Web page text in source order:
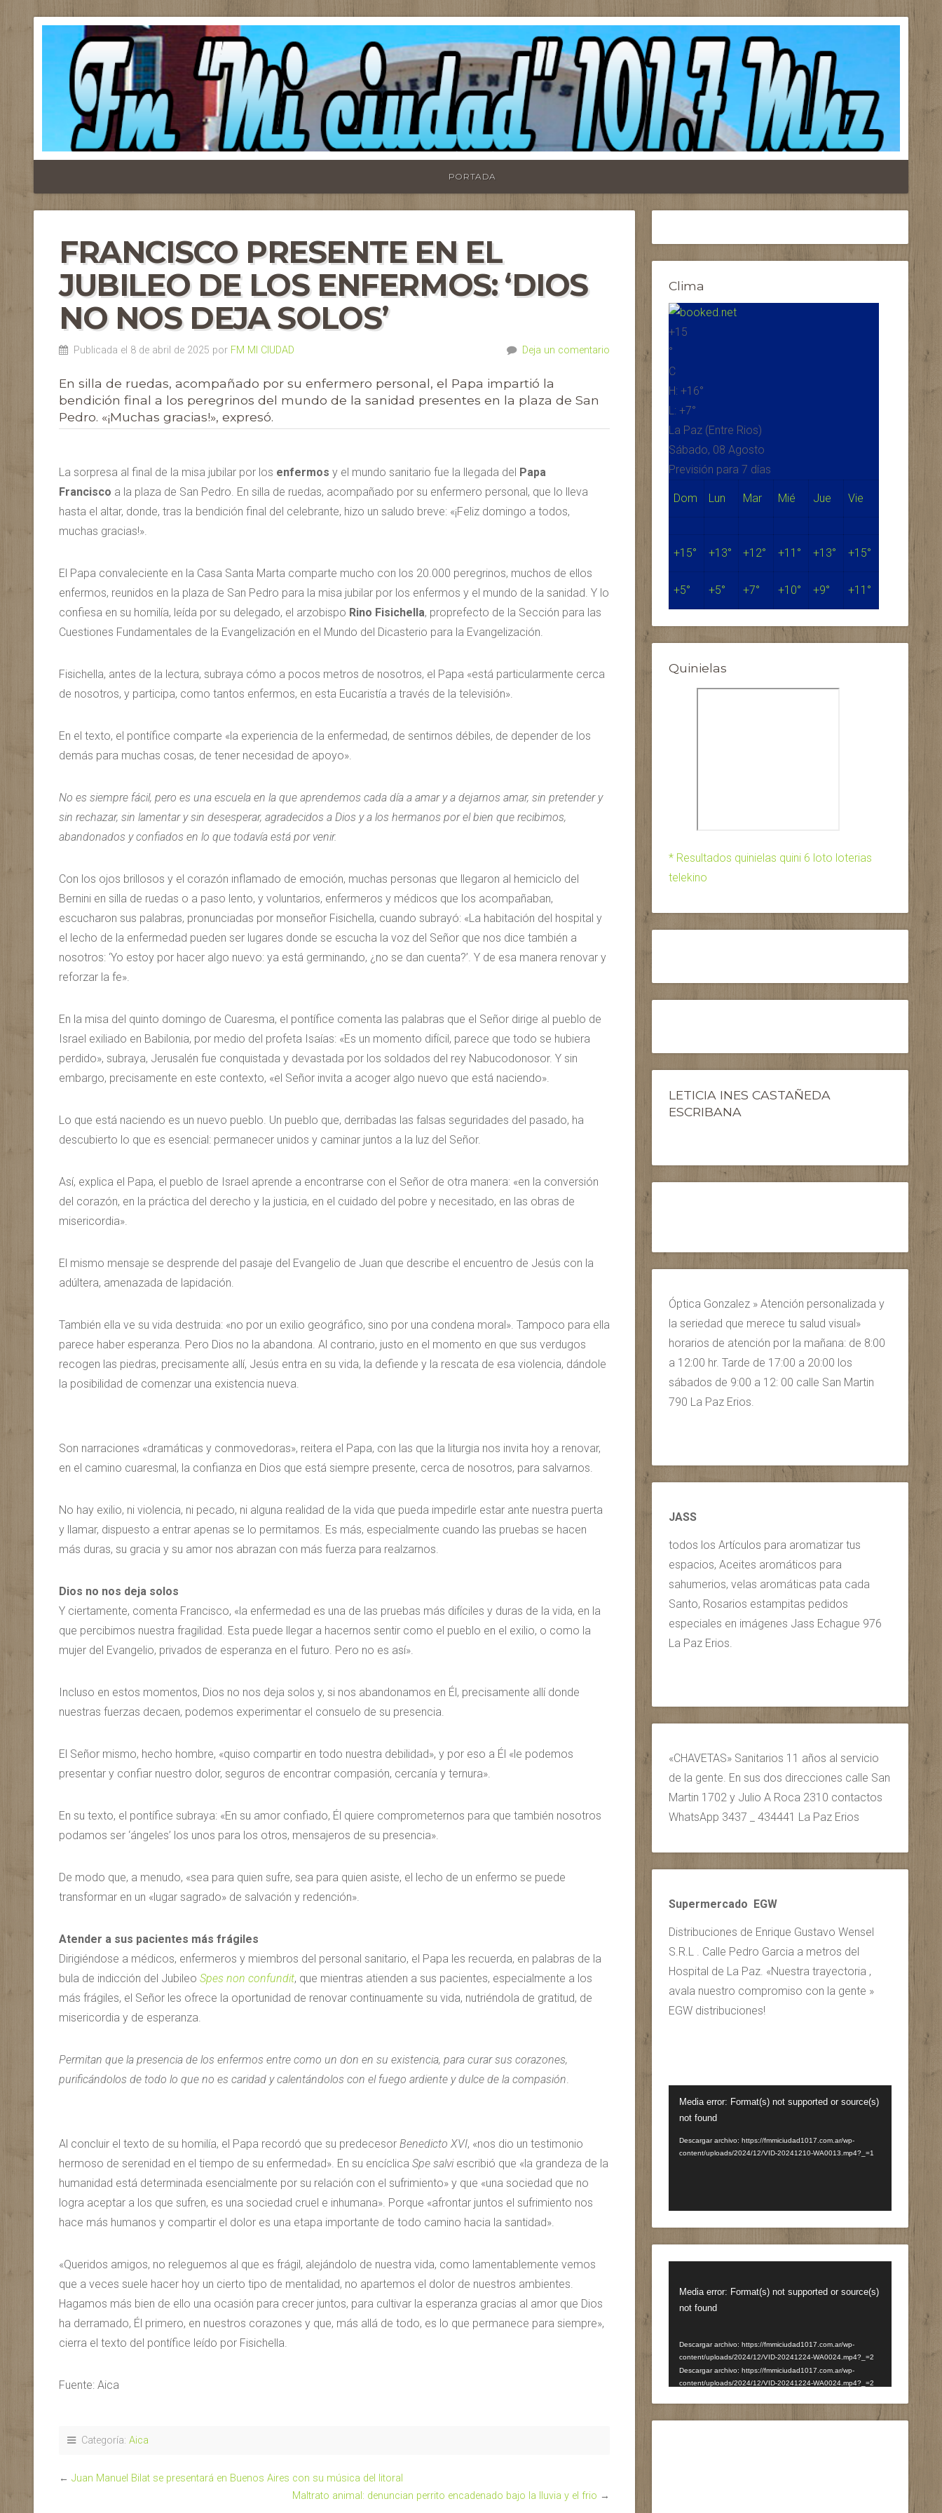
PORTADA
FRANCISCO PRESENTE EN EL
JUBILEO DE LOS ENFERMOS: ‘DIOS
NO NOS DEJA SOLOS’
Publicada el 8 de abril de 2025 por FM MI CIUDAD Deja un comentario
En silla de ruedas, acompañado por su enfermero personal, el Papa impartió la
bendición final a los peregrinos del mundo de la sanidad presentes en la plaza de San
Pedro. «¡Muchas gracias!», expresó.
La sorpresa al final de la misa jubilar por los enfermos y el mundo sanitario fue la llegada del Papa
Francisco a la plaza de San Pedro. En silla de ruedas, acompañado por su enfermero personal, que lo lleva
hasta el altar, donde, tras la bendición final del celebrante, hizo un saludo breve: «¡Feliz domingo a todos,
muchas gracias!».
El Papa convaleciente en la Casa Santa Marta comparte mucho con los 20.000 peregrinos, muchos de ellos
enfermos, reunidos en la plaza de San Pedro para la misa jubilar por los enfermos y el mundo de la sanidad. Y lo
confiesa en su homilía, leída por su delegado, el arzobispo Rino Fisichella, proprefecto de la Sección para las
Cuestiones Fundamentales de la Evangelización en el Mundo del Dicasterio para la Evangelización.
Fisichella, antes de la lectura, subraya cómo a pocos metros de nosotros, el Papa «está particularmente cerca
de nosotros, y participa, como tantos enfermos, en esta Eucaristía a través de la televisión».
En el texto, el pontífice comparte «la experiencia de la enfermedad, de sentirnos débiles, de depender de los
demás para muchas cosas, de tener necesidad de apoyo».
No es siempre fácil, pero es una escuela en la que aprendemos cada día a amar y a dejarnos amar, sin pretender y
sin rechazar, sin lamentar y sin desesperar, agradecidos a Dios y a los hermanos por el bien que recibimos,
abandonados y confiados en lo que todavía está por venir.
Con los ojos brillosos y el corazón inflamado de emoción, muchas personas que llegaron al hemiciclo del
Bernini en silla de ruedas o a paso lento, y voluntarios, enfermeros y médicos que los acompañaban,
escucharon sus palabras, pronunciadas por monseñor Fisichella, cuando subrayó: «La habitación del hospital y
el lecho de la enfermedad pueden ser lugares donde se escucha la voz del Señor que nos dice también a
nosotros: ‘Yo estoy por hacer algo nuevo: ya está germinando, ¿no se dan cuenta?’. Y de esa manera renovar y
reforzar la fe».
En la misa del quinto domingo de Cuaresma, el pontífice comenta las palabras que el Señor dirige al pueblo de
Israel exiliado en Babilonia, por medio del profeta Isaías: «Es un momento difícil, parece que todo se hubiera
perdido», subraya, Jerusalén fue conquistada y devastada por los soldados del rey Nabucodonosor. Y sin
embargo, precisamente en este contexto, «el Señor invita a acoger algo nuevo que está naciendo».
Lo que está naciendo es un nuevo pueblo. Un pueblo que, derribadas las falsas seguridades del pasado, ha
descubierto lo que es esencial: permanecer unidos y caminar juntos a la luz del Señor.
Así, explica el Papa, el pueblo de Israel aprende a encontrarse con el Señor de otra manera: «en la conversión
del corazón, en la práctica del derecho y la justicia, en el cuidado del pobre y necesitado, en las obras de
misericordia».
El mismo mensaje se desprende del pasaje del Evangelio de Juan que describe el encuentro de Jesús con la
adúltera, amenazada de lapidación.
También ella ve su vida destruida: «no por un exilio geográfico, sino por una condena moral». Tampoco para ella
parece haber esperanza. Pero Dios no la abandona. Al contrario, justo en el momento en que sus verdugos
recogen las piedras, precisamente allí, Jesús entra en su vida, la defiende y la rescata de esa violencia, dándole
la posibilidad de comenzar una existencia nueva.
Son narraciones «dramáticas y conmovedoras», reitera el Papa, con las que la liturgia nos invita hoy a renovar,
en el camino cuaresmal, la confianza en Dios que está siempre presente, cerca de nosotros, para salvarnos.
No hay exilio, ni violencia, ni pecado, ni alguna realidad de la vida que pueda impedirle estar ante nuestra puerta
y llamar, dispuesto a entrar apenas se lo permitamos. Es más, especialmente cuando las pruebas se hacen
más duras, su gracia y su amor nos abrazan con más fuerza para realzarnos.
Dios no nos deja solos
Y ciertamente, comenta Francisco, «la enfermedad es una de las pruebas más difíciles y duras de la vida, en la
que percibimos nuestra fragilidad. Esta puede llegar a hacernos sentir como el pueblo en el exilio, o como la
mujer del Evangelio, privados de esperanza en el futuro. Pero no es así».
Incluso en estos momentos, Dios no nos deja solos y, si nos abandonamos en Él, precisamente allí donde
nuestras fuerzas decaen, podemos experimentar el consuelo de su presencia.
El Señor mismo, hecho hombre, «quiso compartir en todo nuestra debilidad», y por eso a Él «le podemos
presentar y confiar nuestro dolor, seguros de encontrar compasión, cercanía y ternura».
En su texto, el pontífice subraya: «En su amor confiado, Él quiere comprometernos para que también nosotros
podamos ser ‘ángeles’ los unos para los otros, mensajeros de su presencia».
De modo que, a menudo, «sea para quien sufre, sea para quien asiste, el lecho de un enfermo se puede
transformar en un «lugar sagrado» de salvación y redención».
Atender a sus pacientes más frágiles
Dirigiéndose a médicos, enfermeros y miembros del personal sanitario, el Papa les recuerda, en palabras de la
bula de indicción del Jubileo Spes non confundit, que mientras atienden a sus pacientes, especialmente a los
más frágiles, el Señor les ofrece la oportunidad de renovar continuamente su vida, nutriéndola de gratitud, de
misericordia y de esperanza.
Permitan que la presencia de los enfermos entre como un don en su existencia, para curar sus corazones,
purificándolos de todo lo que no es caridad y calentándolos con el fuego ardiente y dulce de la compasión.
Al concluir el texto de su homilía, el Papa recordó que su predecesor Benedicto XVI, «nos dio un testimonio
hermoso de serenidad en el tiempo de su enfermedad». En su encíclica Spe salviescribió que «la grandeza de la
humanidad está determinada esencialmente por su relación con el sufrimiento» y que «una sociedad que no
logra aceptar a los que sufren, es una sociedad cruel e inhumana». Porque «afrontar juntos el sufrimiento nos
hace más humanos y compartir el dolor es una etapa importante de todo camino hacia la santidad».
«Queridos amigos, no releguemos al que es frágil, alejándolo de nuestra vida, como lamentablemente vemos
que a veces suele hacer hoy un cierto tipo de mentalidad, no apartemos el dolor de nuestros ambientes.
Hagamos más bien de ello una ocasión para crecer juntos, para cultivar la esperanza gracias al amor que Dios
ha derramado, Él primero, en nuestros corazones y que, más allá de todo, es lo que permanece para siempre»,
cierra el texto del pontífice leído por Fisichella.
Fuente: Aica
Categoría: Aica
← Juan Manuel Bilat se presentará en Buenos Aires con su música del litoral
Maltrato animal: denuncian perrito encadenado bajo la lluvia y el frio →
Clima
+15
°
C
H: +16°
L: +7°
La Paz (Entre Rios)
Sábado, 08 Agosto
Previsión para 7 días
Dom Lun Mar Mié Jue Vie
+15° +13° +12° +11° +13° +15°
+5° +5° +7° +10° +9° +11°
Quinielas
* Resultados quinielas quini 6 loto loterias
telekino
LETICIA INES CASTAÑEDA
ESCRIBANA
Óptica Gonzalez » Atención personalizada y
la seriedad que merece tu salud visual»
horarios de atención por la mañana: de 8:00
a 12:00 hr. Tarde de 17:00 a 20:00 los
sábados de 9:00 a 12: 00 calle San Martin
790 La Paz Erios.
JASS
todos los Artículos para aromatizar tus
espacios, Aceites aromáticos para
sahumerios, velas aromáticas pata cada
Santo, Rosarios estampitas pedidos
especiales en imágenes Jass Echague 976
La Paz Erios.
«CHAVETAS» Sanitarios 11 años al servicio
de la gente. En sus dos direcciones calle San
Martin 1702 y Julio A Roca 2310 contactos
WhatsApp 3437 _ 434441 La Paz Erios
Supermercado EGW
Distribuciones de Enrique Gustavo Wensel
S.R.L . Calle Pedro Garcia a metros del
Hospital de La Paz. «Nuestra trayectoria ,
avala nuestro compromiso con la gente »
EGW distribuciones!
de
Media error: Format(s) not supported or source(s)
not found
Descargar archivo: https://fmmiciudad1017.com.ar/wp-
content/uploads/2024/12/VID-20241210-WA0013.mp4?_=1
de
vídeo
Media error: Format(s) not supported or source(s)
not found
Descargar archivo: https://fmmiciudad1017.com.ar/wp-
content/uploads/2024/12/VID-20241224-WA0024.mp4?_=2
Descargar archivo: https://fmmiciudad1017.com.ar/wp-
content/uploads/2024/12/VID-20241224-WA0024.mp4?_=2